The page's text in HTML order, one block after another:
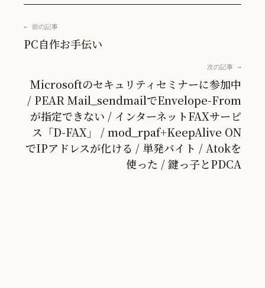
← 前の記事
PC自作お手伝い
次の記事 →
Microsoftのセキュリティセミナーに参加中
/ PEAR Mail_sendmailでEnvelope-From
が指定できない / インターネットFAXサービ
ス「D-FAX」 / mod_rpaf+KeepAlive ON
でIPアドレスが化ける / 単発バイト / Atokを
使った / 鍵っ子とPDCA